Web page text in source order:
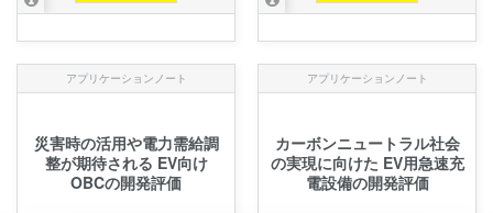
アプリケーションノート
災害時の活用や電力需給調
整が期待される EV向け
OBCの開発評価
アプリケーションノート
カーボンニュートラル社会
の実現に向けた EV用急速充
電設備の開発評価